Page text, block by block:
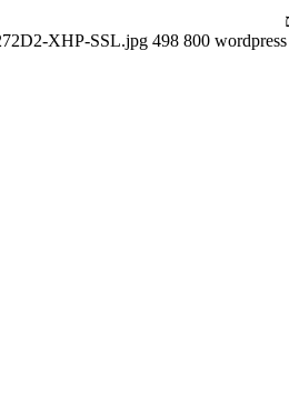
XHP-SSL.jpg 498 800 wordpress